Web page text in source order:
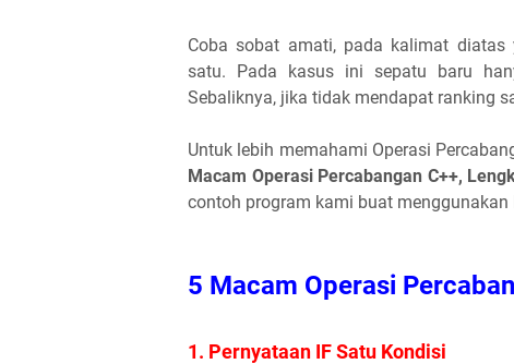
Coba sobat amati, pada kalimat
satu. Pada kasus ini sepatu baru
Sebaliknya, jika tidak mendapat ranking
Untuk lebih memahami Operasi
Macam Operasi Percabangan C++,
contoh program kami buat menggunakan
5 Macam Operasi
1. Pernyataan IF Satu Kondisi